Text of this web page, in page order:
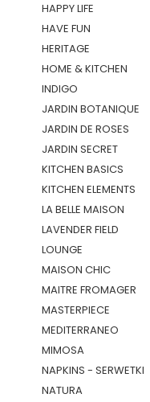
HAPPY LIFE
HAVE FUN
HERITAGE
HOME & KITCHEN
INDIGO
JARDIN BOTANIQUE
JARDIN DE ROSES
JARDIN SECRET
KITCHEN BASICS
KITCHEN ELEMENTS
LA BELLE MAISON
LAVENDER FIELD
LOUNGE
MAISON CHIC
MAITRE FROMAGER
MASTERPIECE
MEDITERRANEO
MIMOSA
NAPKINS - SERWETKI
NATURA